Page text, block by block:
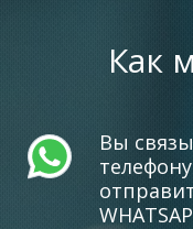
Как
Вы